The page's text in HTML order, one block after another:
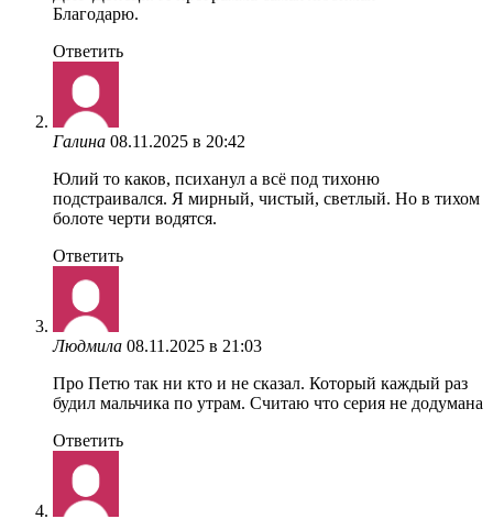
Благодарю.
Ответить
Галина 08.11.2025 в 20:42
Юлий то каков, психанул а всё под тихоню
подстраивался. Я мирный, чистый, светлый. Но в тихом
болоте черти водятся.
Ответить
Людмила 08.11.2025 в 21:03
Про Петю так ни кто и не сказал. Который каждый раз
будил мальчика по утрам. Считаю что серия не додумана
Ответить